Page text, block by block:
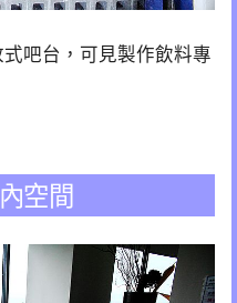
式吧台，可見製作飲料專
空間